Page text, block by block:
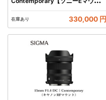
ト】カメラ レンズ 家電
在庫あり 330,000 円